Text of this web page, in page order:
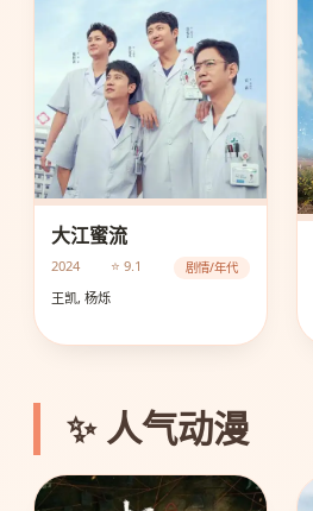
大江蜜流
2024 ⭐ 9.1 剧情/年代
王凯, 杨烁
✨ 人气动漫